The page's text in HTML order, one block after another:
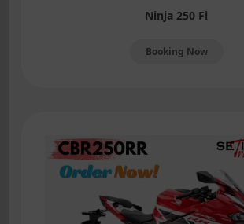
Ninja 250 Fi
Booking Now